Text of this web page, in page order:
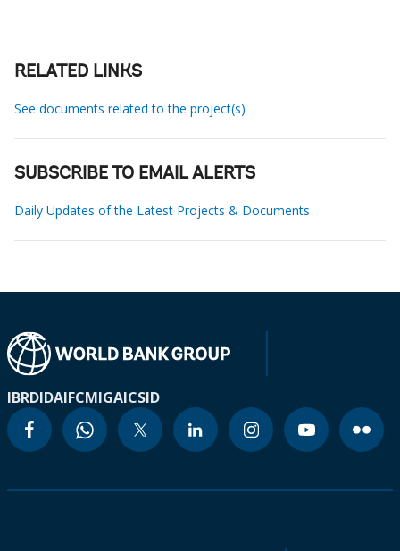
RELATED LINKS
See documents related to the project(s)
SUBSCRIBE TO EMAIL ALERTS
Daily Updates of the Latest Projects & Documents
IBRDIDAIFCMIGAICSID